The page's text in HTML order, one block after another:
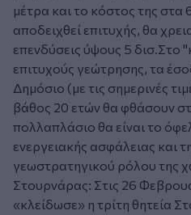
μέτρα και το κόστος της
αποδειχθεί επιτυχής, θα
επενδύσεις ύψους 5 δισ.Στο
επιτυχούς γεώτρησης, τα
Δημόσιο (με τις σημερινές
βάθος 20 ετών θα φθάσουν
πολλαπλάσιο θα είναι το
ενεργειακής ασφάλειας και
γεωστρατηγικού ρόλου της
Στουρνάρας: Στις 26
«κλείδωσε» η τρίτη θητεία